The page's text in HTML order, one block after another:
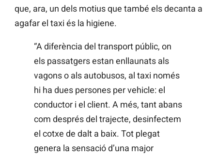
que, ara, un dels motius que també els decanta a
agafar el taxi és la higiene.
“A diferència del transport públic, on
els passatgers estan enllaunats als
vagons o als autobusos, al taxi només
hi ha dues persones per vehicle: el
conductor i el client. A més, tant abans
com després del trajecte, desinfectem
el cotxe de dalt a baix. Tot plegat
genera la sensació d’una major